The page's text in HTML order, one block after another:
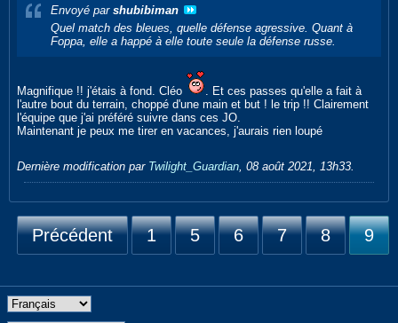
Envoyé par shubibiman
Quel match des bleues, quelle défense agressive. Quant à
Foppa, elle a happé à elle toute seule la défense russe.
Magnifique !! j'étais à fond. Cléo
. Et ces passes qu'elle a fait à
l'autre bout du terrain, choppé d'une main et but ! le trip !! Clairement
l'équipe que j'ai préféré suivre dans ces JO.
Maintenant je peux me tirer en vacances, j'aurais rien loupé
Dernière modification par Twilight_Guardian, 08 août 2021, 13h33.
Précédent 1 5 6 7 8 9